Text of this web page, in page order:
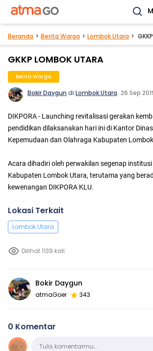
Beranda Berita Warga Lombok Utara
GKKP LOMBOK UTARA
Berita Warga
Bokir Daygun di Lombok Utara. 26 Sep
DIKPORA - Launching revitalisasi gerakan
pendidikan dilaksanakan hari ini di Kantor
Kepemudaan dan Olahraga Kabupaten
Acara dihadiri oleh perwakilan segenap
Kabupaten Lombok Utara, terutama yang
kewenangan DIKPORA KLU.
Lokasi Terkait
Lombok Utara
Dilihat 1139 kali
Bokir Daygun
atmaGoer 343
0 Komentar
KomentarTulis komentarmu…